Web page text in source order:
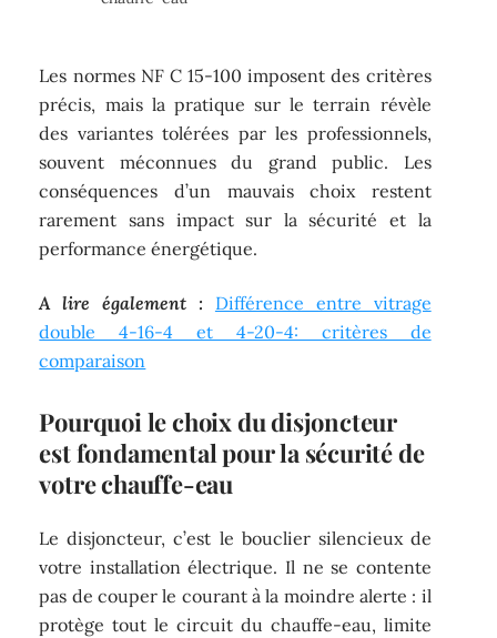
Les normes NF C 15-100 imposent des critères
précis, mais la pratique sur le terrain révèle
des variantes tolérées par les professionnels,
souvent méconnues du grand public. Les
conséquences d’un mauvais choix restent
rarement sans impact sur la sécurité et la
performance énergétique.
A lire également :
Différence entre vitrage
double 4-16-4 et 4-20-4: critères de
comparaison
Pourquoi le choix du disjoncteur
est fondamental pour la sécurité de
votre chauffe-eau
Le disjoncteur, c’est le bouclier silencieux de
votre installation électrique. Il ne se contente
pas de couper le courant à la moindre alerte : il
protège tout le circuit du chauffe-eau, limite